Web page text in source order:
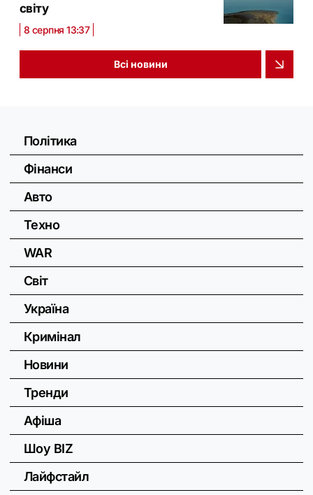
світу
8 серпня 13:37
Всі новини
Політика
Фінанси
Авто
Техно
WAR
Світ
Україна
Кримінал
Новини
Тренди
Афіша
Шоу BIZ
Лайфстайл